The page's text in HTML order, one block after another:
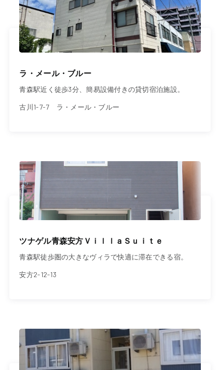
ラ・メール・ブルー
青森駅近く徒歩3分、簡易設備付きの貸切宿泊施設。
古川1-7-7 ラ・メール・ブルー
ツナゲル青森安方ＶｉｌｌａＳｕｉｔｅ
青森駅徒歩圏の大きなヴィラで快適に滞在できる宿。
安方2-12-13